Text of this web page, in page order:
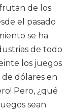
de los
el pasado
se ha
de todo
los juegos
dólares en
Pero, ¿qué
sean